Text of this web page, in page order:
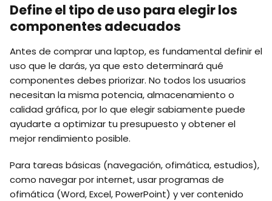
Define el tipo de uso para elegir los
componentes adecuados
Antes de comprar una laptop, es fundamental definir el
uso que le darás, ya que esto determinará qué
componentes debes priorizar. No todos los usuarios
necesitan la misma potencia, almacenamiento o
calidad gráfica, por lo que elegir sabiamente puede
ayudarte a optimizar tu presupuesto y obtener el
mejor rendimiento posible.
Para tareas básicas (navegación, ofimática, estudios),
como navegar por internet, usar programas de
ofimática (Word, Excel, PowerPoint) y ver contenido